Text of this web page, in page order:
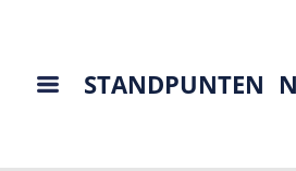
STANDPUNTEN